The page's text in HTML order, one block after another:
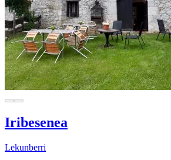
Iribesenea
Lekunberri